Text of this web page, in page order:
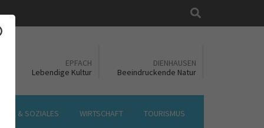
EPFACH
Lebendige Kultur
DIENHAUSEN
Beeindruckende Natur
& SOZIALES WIRTSCHAFT TOURISMUS